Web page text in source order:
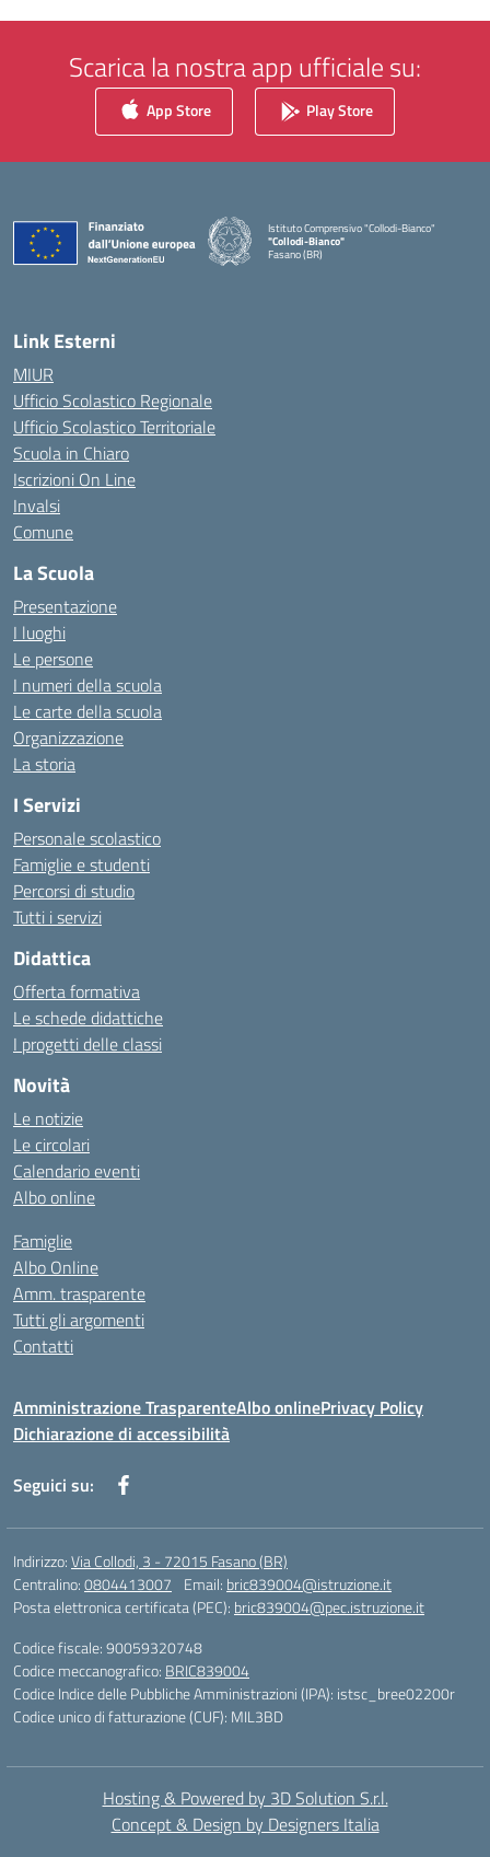
Scarica la nostra app ufficiale su:
App Store Play Store
Istituto Comprensivo "Collodi-Bianco"
"Collodi-Bianco"
Fasano (BR)
Link Esterni
MIUR
Ufficio Scolastico Regionale
Ufficio Scolastico Territoriale
Scuola in Chiaro
Iscrizioni On Line
Invalsi
Comune
La Scuola
Presentazione
I luoghi
Le persone
I numeri della scuola
Le carte della scuola
Organizzazione
La storia
I Servizi
Personale scolastico
Famiglie e studenti
Percorsi di studio
Tutti i servizi
Didattica
Offerta formativa
Le schede didattiche
I progetti delle classi
Novità
Le notizie
Le circolari
Calendario eventi
Albo online
Famiglie
Albo Online
Amm. trasparente
Tutti gli argomenti
Contatti
Amministrazione TrasparenteAlbo onlinePrivacy Policy
Dichiarazione di accessibilità
Seguici su:
Indirizzo:Via Collodi, 3 - 72015 Fasano (BR)
Centralino:0804413007 Email: bric839004@istruzione.it
Posta elettronica certificata (PEC): bric839004@pec.istruzione.it
Codice fiscale: 90059320748
Codice meccanografico: BRIC839004
Codice Indice delle Pubbliche Amministrazioni (IPA): istsc_bree02200r
Codice unico di fatturazione (CUF): MIL3BD
Hosting & Powered by 3D Solution S.r.l.
Concept & Design by Designers Italia